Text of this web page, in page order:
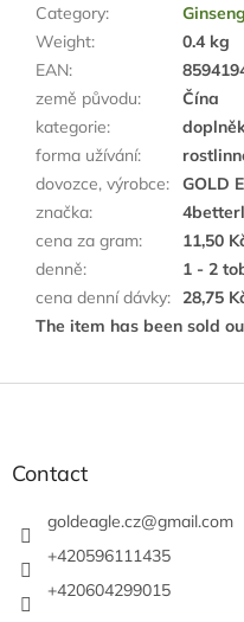
Category:
Weight:
0.4 kg
EAN:
země původu:
Čína
kategorie:
forma užívání:
dovozce, výrobce:
GOLD
značka:
cena za gram:
11,50
denně:
1 - 2
cena denní dávky: 28,75
The item has been sold
Contact
goldeagle.cz@gmail.com
+420596111435
+420604299015